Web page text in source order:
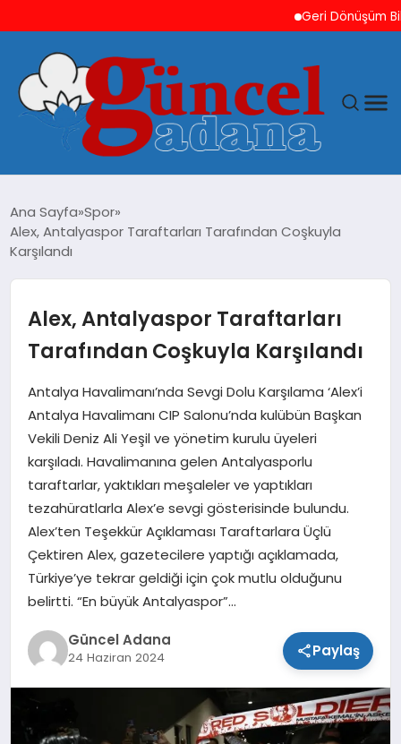
Geri Dönüşüm
GÜNCEL
SAĞLIK
SPOR
TEKNOLOJI
Ana Sayfa Spor
Alex, Antalyaspor Taraftarları Tarafından Coşkuyla
Karşılandı
Alex, Antalyaspor Taraftarları
Tarafından Coşkuyla Karşılandı
Antalya Havalimanı’nda Sevgi Dolu Karşılama ‘Alex’i
Antalya Havalimanı CIP Salonu’nda kulübün Başkan
Vekili Deniz Ali Yeşil ve yönetim kurulu üyeleri
karşıladı. Havalimanına gelen Antalyasporlu
taraftarlar, yaktıkları meşaleler ve yaptıkları
tezahüratlarla Alex’e sevgi gösterisinde bulundu.
Alex’ten Teşekkür Açıklaması Taraftarlara Üçlü
Çektiren Alex, gazetecilere yaptığı açıklamada,
Türkiye’ye tekrar geldiği için çok mutlu olduğunu
belirtti. “En büyük Antalyaspor”…
Güncel Adana
24 Haziran 2024 Paylaş